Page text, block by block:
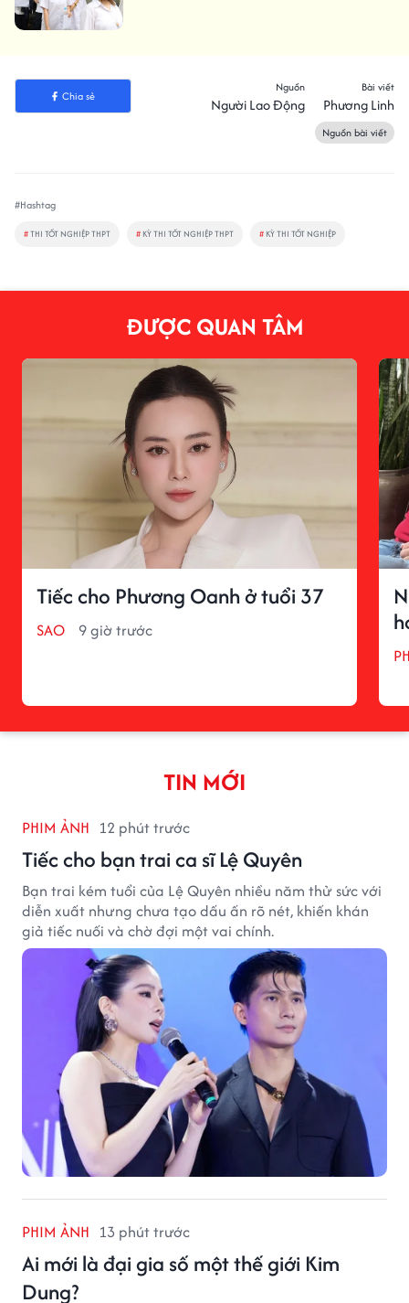
Chia sẻ
Nguồn
Người Lao Động
Bài viết
Phương Linh
Nguồn bài viết
#Hashtag
#THI TỐT NGHIỆP THPT # KỲ THI TỐT NGHIỆP THPT # KỲ THI TỐT NGHIỆP
ĐƯỢC QUAN TÂM
Tiếc cho Phương Oanh ở tuổi 37
SAO 9 giờ trước
TIN MỚI
PHIM ẢNH 12 phút trước
Tiếc cho bạn trai ca sĩ Lệ Quyên
Bạn trai kém tuổi của Lệ Quyên nhiều năm thử sức với
diễn xuất nhưng chưa tạo dấu ấn rõ nét, khiến khán
giả tiếc nuối và chờ đợi một vai chính.
PHIM ẢNH 13 phút trước
Ai mới là đại gia số một thế giới Kim
Dung?